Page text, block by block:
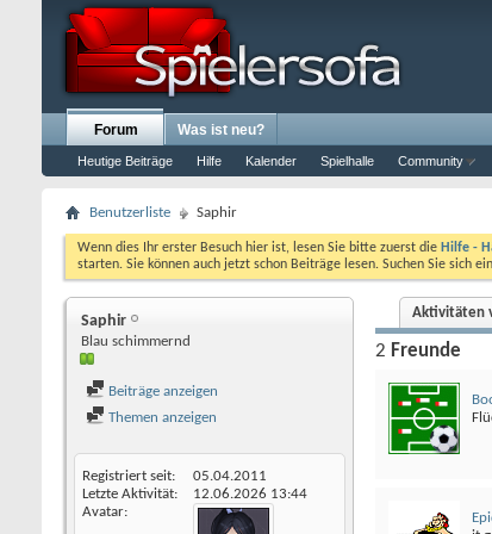
Forum
Heutige Beiträge Hilfe Kalender Spielhalle Community
Was ist neu?
Benutzerliste Saphir
Wenn dies Ihr erster Besuch hier ist, lesen Sie bitte zuerst die Hilfe -
starten. Sie können auch jetzt schon Beiträge lesen. Suchen Sie sich
Saphir
Blau schimmernd
Beiträge anzeigen
Themen anzeigen
Registriert seit
05.04.2011
Letzte Aktivität
12.06.2026 13:44
Avatar
Aktivitäten
2 Freunde